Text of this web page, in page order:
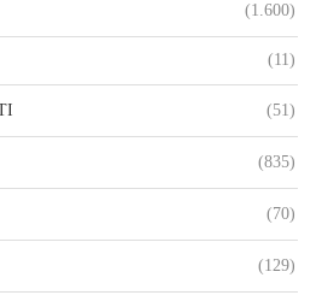
(1.600)
(11)
(51)
(835)
(70)
(129)